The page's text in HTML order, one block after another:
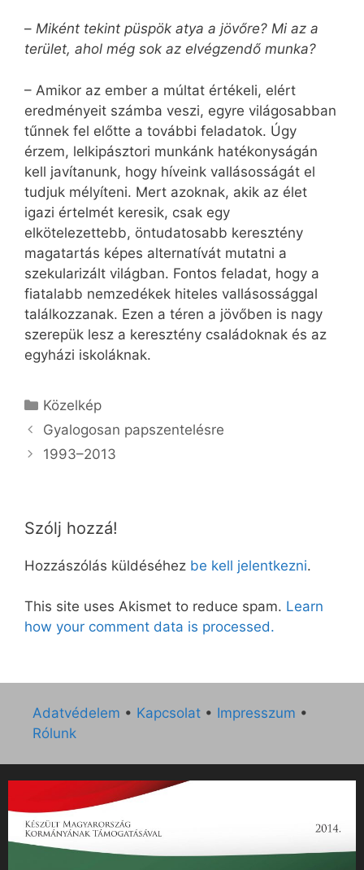
– Miként tekint püspök atya a jövőre? Mi az a
terület, ahol még sok az elvégzendő munka?
– Amikor az ember a múltat értékeli, elért
eredményeit számba veszi, egyre világosabban
tűnnek fel előtte a további feladatok. Úgy
érzem, lelkipásztori munkánk hatékonyságán
kell javítanunk, hogy híveink vallásosságát el
tudjuk mélyíteni. Mert azoknak, akik az élet
igazi értelmét keresik, csak egy
elkötelezettebb, öntudatosabb keresztény
magatartás képes alternatívát mutatni a
szekularizált világban. Fontos feladat, hogy a
fiatalabb nemzedékek hiteles vallásossággal
találkozzanak. Ezen a téren a jövőben is nagy
szerepük lesz a keresztény családoknak és az
egyházi iskoláknak.
Kategória
Közelkép
Gyalogosan papszentelésre
1993–2013
Szólj hozzá!
Hozzászólás küldéséhez be kell jelentkezni.
This site uses Akismet to reduce spam. Learn
how your comment data is processed.
Adatvédelem • Kapcsolat • Impresszum •
Rólunk